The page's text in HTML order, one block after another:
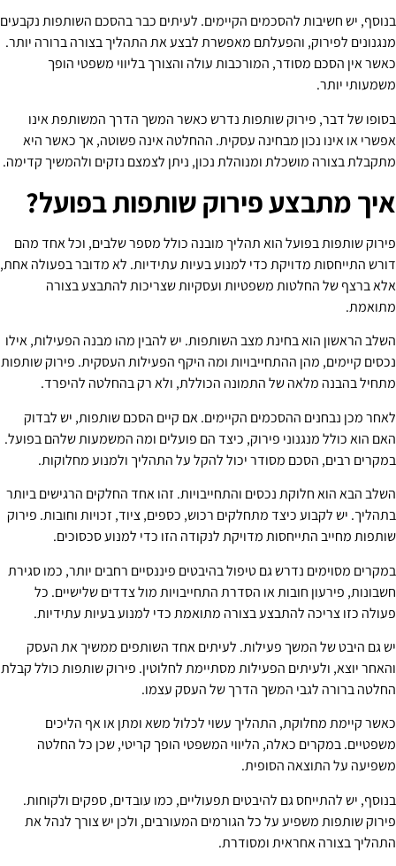
בנוסף, יש חשיבות להסכמים הקיימים. לעיתים כבר בהסכם השותפות נקבעים
מנגנונים לפירוק, והפעלתם מאפשרת לבצע את התהליך בצורה ברורה יותר.
כאשר אין הסכם מסודר, המורכבות עולה והצורך בליווי משפטי הופך
משמעותי יותר.
בסופו של דבר, פירוק שותפות נדרש כאשר המשך הדרך המשותפת אינו
אפשרי או אינו נכון מבחינה עסקית. ההחלטה אינה פשוטה, אך כאשר היא
מתקבלת בצורה מושכלת ומנוהלת נכון, ניתן לצמצם נזקים ולהמשיך קדימה.
איך מתבצע פירוק שותפות בפועל?
פירוק שותפות בפועל הוא תהליך מובנה כולל מספר שלבים, וכל אחד מהם
דורש התייחסות מדויקת כדי למנוע בעיות עתידיות. לא מדובר בפעולה אחת,
אלא ברצף של החלטות משפטיות ועסקיות שצריכות להתבצע בצורה
מתואמת.
השלב הראשון הוא בחינת מצב השותפות. יש להבין מהו מבנה הפעילות, אילו
נכסים קיימים, מהן ההתחייבויות ומה היקף הפעילות העסקית. פירוק שותפות
מתחיל בהבנה מלאה של התמונה הכוללת, ולא רק בהחלטה להיפרד.
לאחר מכן נבחנים ההסכמים הקיימים. אם קיים הסכם שותפות, יש לבדוק
האם הוא כולל מנגנוני פירוק, כיצד הם פועלים ומה המשמעות שלהם בפועל.
במקרים רבים, הסכם מסודר יכול להקל על התהליך ולמנוע מחלוקות.
השלב הבא הוא חלוקת נכסים והתחייבויות. זהו אחד החלקים הרגישים ביותר
בתהליך. יש לקבוע כיצד מתחלקים רכוש, כספים, ציוד, זכויות וחובות. פירוק
שותפות מחייב התייחסות מדויקת לנקודה הזו כדי למנוע סכסוכים.
במקרים מסוימים נדרש גם טיפול בהיבטים פיננסיים רחבים יותר, כמו סגירת
חשבונות, פירעון חובות או הסדרת התחייבויות מול צדדים שלישיים. כל
פעולה כזו צריכה להתבצע בצורה מתואמת כדי למנוע בעיות עתידיות.
יש גם היבט של המשך פעילות. לעיתים אחד השותפים ממשיך את העסק
והאחר יוצא, ולעיתים הפעילות מסתיימת לחלוטין. פירוק שותפות כולל קבלת
החלטה ברורה לגבי המשך הדרך של העסק עצמו.
כאשר קיימת מחלוקת, התהליך עשוי לכלול משא ומתן או אף הליכים
משפטיים. במקרים כאלה, הליווי המשפטי הופך קריטי, שכן כל החלטה
משפיעה על התוצאה הסופית.
בנוסף, יש להתייחס גם להיבטים תפעוליים, כמו עובדים, ספקים ולקוחות.
פירוק שותפות משפיע על כל הגורמים המעורבים, ולכן יש צורך לנהל את
התהליך בצורה אחראית ומסודרת.